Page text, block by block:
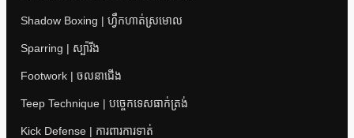
Shadow Boxing | ហ្វឹកហាត់ស្រមោល
Sparring | ស្ប៉ារីង
Footwork | ចលនាជើង
Teep Technique | បច្ចេកទេសធាក់ត្រង់
Kick Defense | ការពារការទាត់